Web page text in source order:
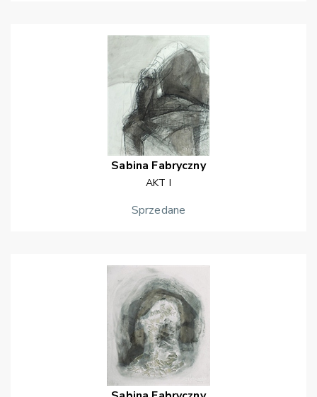
Sabina Fabryczny
AKT I
Sprzedane